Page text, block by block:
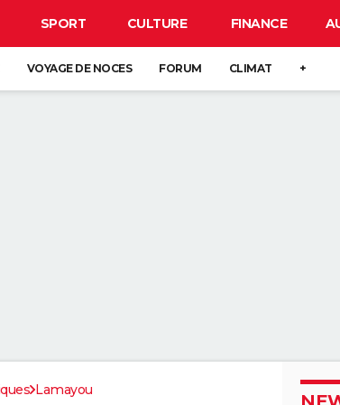
SPORT CULTURE FINANCE
VOYAGE DE NOCES FORUM CLIMAT +
Lamayou